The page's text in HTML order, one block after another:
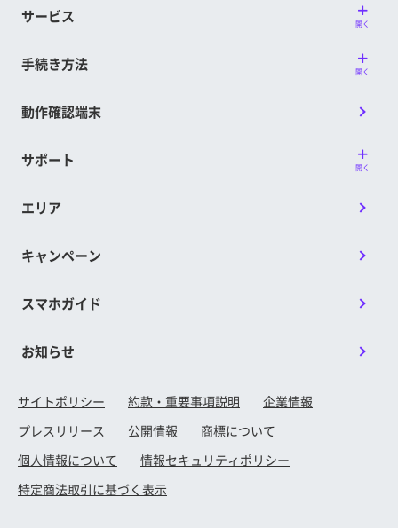
サービス 開く
手続き方法 開く
動作確認端末
サポート 開く
エリア
キャンペーン
スマホガイド
お知らせ
サイトポリシー 約款・重要事項説明
企業情報
プレスリリース
公開情報
商標について
個人情報について
情報セキュリティポリシー
特定商法取引に基づく表示